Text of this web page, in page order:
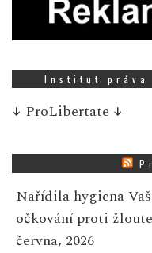
Institut práva
↓ ProLibertate ↓
Nařídila hygiena
očkování proti
června, 2026